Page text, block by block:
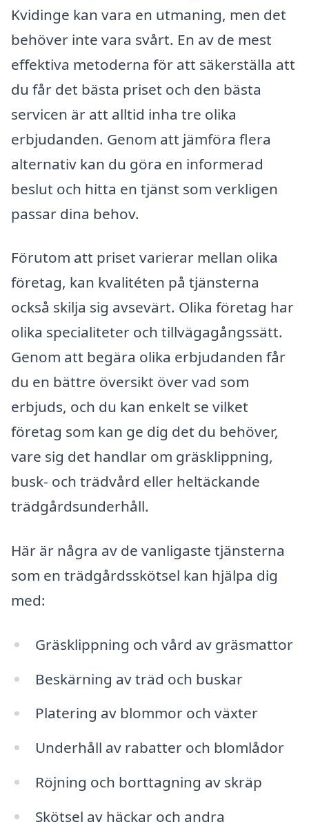
Kvidinge kan vara en utmaning, men det
behöver inte vara svårt. En av de mest
effektiva metoderna för att säkerställa att
du får det bästa priset och den bästa
servicen är att alltid inha tre olika
erbjudanden. Genom att jämföra flera
alternativ kan du göra en informerad
beslut och hitta en tjänst som verkligen
passar dina behov.
Förutom att priset varierar mellan olika
företag, kan kvalitéten på tjänsterna
också skilja sig avsevärt. Olika företag har
olika specialiteter och tillvägagångssätt.
Genom att begära olika erbjudanden får
du en bättre översikt över vad som
erbjuds, och du kan enkelt se vilket
företag som kan ge dig det du behöver,
vare sig det handlar om gräsklippning,
busk- och trädvård eller heltäckande
trädgårdsunderhåll.
Här är några av de vanligaste tjänsterna
som en trädgårdsskötsel kan hjälpa dig
med:
Gräsklippning och vård av gräsmattor
Beskärning av träd och buskar
Platering av blommor och växter
Underhåll av rabatter och blomlådor
Röjning och borttagning av skräp
Skötsel av häckar och andra